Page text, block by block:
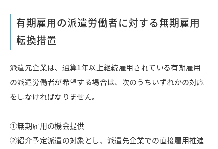
有期雇用の派遣労働者に対する無期雇用
転換措置
派遣元企業は、通算1年以上継続雇用されている有期雇用
の派遣労働者が希望する場合は、次のうちいずれかの対応
をしなければなりません。
①無期雇用の機会提供
②紹介予定派遣の対象とし、派遣先企業での直接雇用推進